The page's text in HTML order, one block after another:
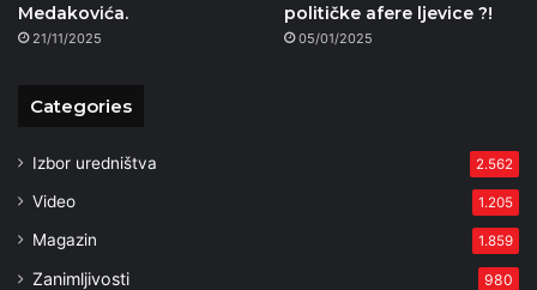
Medakovića.
21/11/2025
političke afere ljevice ?!
05/01/2025
Categories
Izbor uredništva 2.562
Video 1.205
Magazin 1.859
Zanimljivosti 980